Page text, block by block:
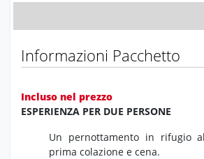
Informazioni Pacchetto
Incluso nel prezzo
ESPERIENZA PER DUE PERSONE
Un pernottamento in rifugio al
prima colazione e cena.